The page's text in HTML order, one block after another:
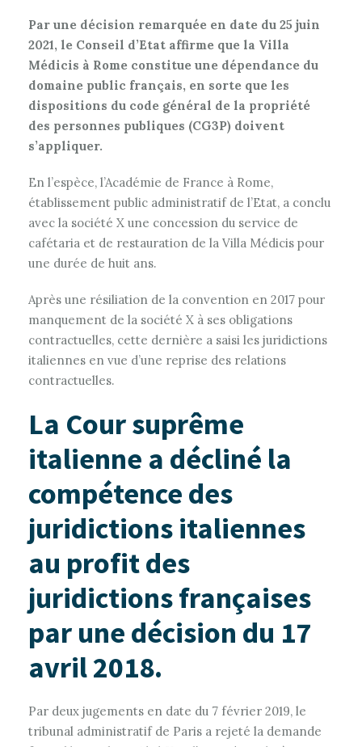
Par une décision remarquée en date du 25 juin
2021, le Conseil d’Etat affirme que la Villa
Médicis à Rome constitue une dépendance du
domaine public français, en sorte que les
dispositions du code général de la propriété
des personnes publiques (CG3P) doivent
s’appliquer.
En l’espèce, l’Académie de France à Rome,
établissement public administratif de l’Etat, a conclu
avec la société X une concession du service de
cafétaria et de restauration de la Villa Médicis pour
une durée de huit ans.
Après une résiliation de la convention en 2017 pour
manquement de la société X à ses obligations
contractuelles, cette dernière a saisi les juridictions
italiennes en vue d’une reprise des relations
contractuelles.
La Cour suprême
italienne a décliné la
compétence des
juridictions italiennes
au profit des
juridictions françaises
par une décision du 17
avril 2018.
Par deux jugements en date du 7 février 2019, le
tribunal administratif de Paris a rejeté la demande